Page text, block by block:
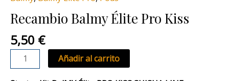
Recambio Balmy Élite Pro Kiss
5,50 €
Añadir al carrito